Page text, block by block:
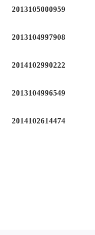
2013105000959
2013104997908
2014102990222
2013104996549
2014102614474